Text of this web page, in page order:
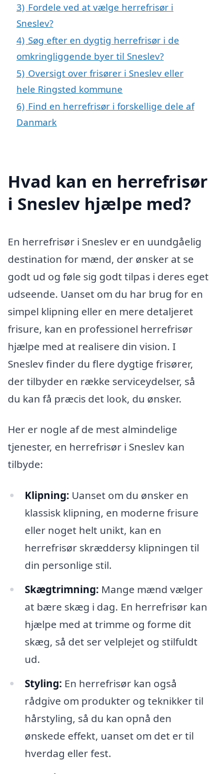
3) Fordele ved at vælge herrefrisør i
Sneslev?
4) Søg efter en dygtig herrefrisør i de
omkringliggende byer til Sneslev?
5) Oversigt over frisører i Sneslev eller
hele Ringsted kommune
6) Find en herrefrisør i forskellige dele af
Danmark
Hvad kan en herrefrisør
i Sneslev hjælpe med?
En herrefrisør i Sneslev er en uundgåelig
destination for mænd, der ønsker at se
godt ud og føle sig godt tilpas i deres eget
udseende. Uanset om du har brug for en
simpel klipning eller en mere detaljeret
frisure, kan en professionel herrefrisør
hjælpe med at realisere din vision. I
Sneslev finder du flere dygtige frisører,
der tilbyder en række serviceydelser, så
du kan få præcis det look, du ønsker.
Her er nogle af de mest almindelige
tjenester, en herrefrisør i Sneslev kan
tilbyde:
Klipning: Uanset om du ønsker en
klassisk klipning, en moderne frisure
eller noget helt unikt, kan en
herrefrisør skræddersy klipningen til
din personlige stil.
Skægtrimning: Mange mænd vælger
at bære skæg i dag. En herrefrisør kan
hjælpe med at trimme og forme dit
skæg, så det ser velplejet og stilfuldt
ud.
Styling: En herrefrisør kan også
rådgive om produkter og teknikker til
hårstyling, så du kan opnå den
ønskede effekt, uanset om det er til
hverdag eller fest.